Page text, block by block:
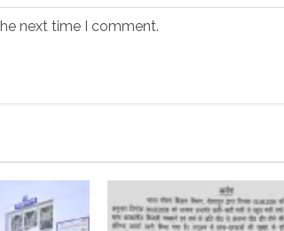
next time I comment.